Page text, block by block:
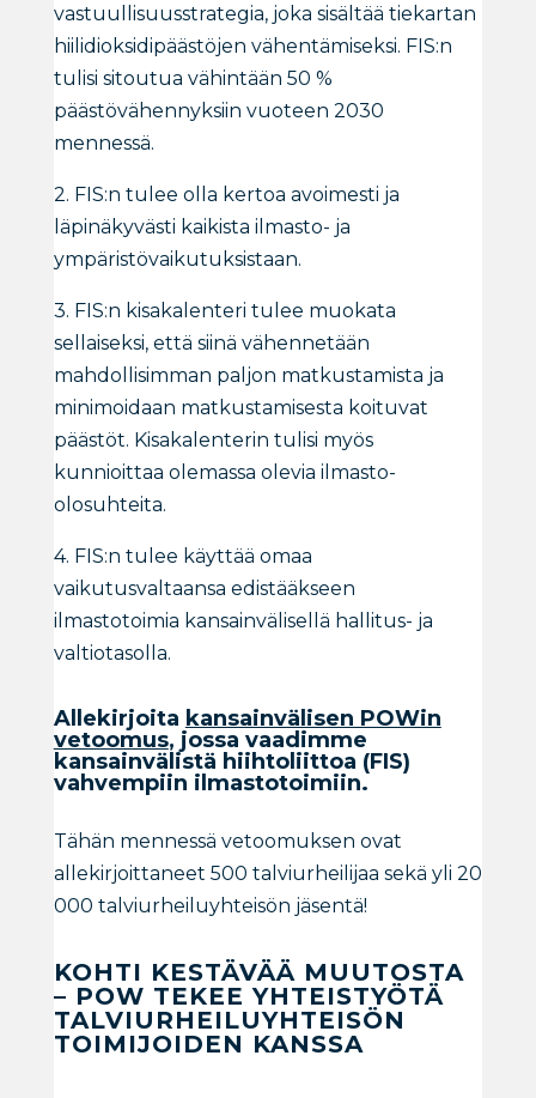
vastuullisuusstrategia, joka sisältää tiekartan
hiilidioksidipäästöjen vähentämiseksi. FIS:n
tulisi sitoutua vähintään 50 %
päästövähennyksiin vuoteen 2030
mennessä.
2. FIS:n tulee olla kertoa avoimesti ja
läpinäkyvästi kaikista ilmasto- ja
ympäristövaikutuksistaan.
3. FIS:n kisakalenteri tulee muokata
sellaiseksi, että siinä vähennetään
mahdollisimman paljon matkustamista ja
minimoidaan matkustamisesta koituvat
päästöt. Kisakalenterin tulisi myös
kunnioittaa olemassa olevia ilmasto-
olosuhteita.
4. FIS:n tulee käyttää omaa
vaikutusvaltaansa edistääkseen
ilmastotoimia kansainvälisellä hallitus- ja
valtiotasolla.
Allekirjoita kansainvälisen POWin
vetoomus, jossa vaadimme
kansainvälistä hiihtoliittoa (FIS)
vahvempiin ilmastotoimiin.
Tähän mennessä vetoomuksen ovat
allekirjoittaneet 500 talviurheilijaa sekä yli 20
000 talviurheiluyhteisön jäsentä!
KOHTI KESTÄVÄÄ MUUTOSTA
– POW TEKEE YHTEISTYÖTÄ
TALVIURHEILUYHTEISÖN
TOIMIJOIDEN KANSSA